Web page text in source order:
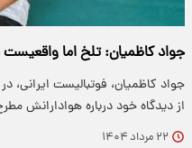
جواد کاظمیان: تلخ اما
جواد کاظمیان، فوتبالیست
از دیدگاه خود درباره هوادارانش
۲۲ مرداد ۱۴۰۴